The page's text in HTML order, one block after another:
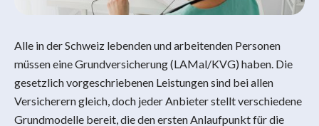
Alle in der Schweiz lebenden und arbeitenden Personen
müssen eine Grundversicherung (LAMal/KVG) haben. Die
gesetzlich vorgeschriebenen Leistungen sind bei allen
Versicherern gleich, doch jeder Anbieter stellt verschiedene
Grundmodelle bereit, die den ersten Anlaufpunkt für die